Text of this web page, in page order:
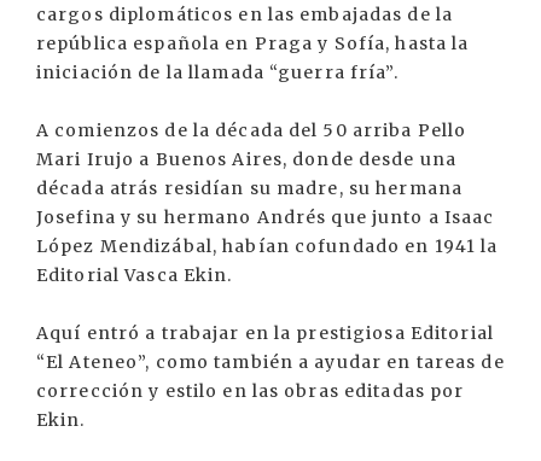
cargos diplomáticos en las embajadas de la
república española en Praga y Sofía, hasta la
iniciación de la llamada “guerra fría”.
A comienzos de la década del 50 arriba Pello
Mari Irujo a Buenos Aires, donde desde una
década atrás residían su madre, su hermana
Josefina y su hermano Andrés que junto a Isaac
López Mendizábal, habían cofundado en 1941 la
Editorial Vasca Ekin.
Aquí entró a trabajar en la prestigiosa Editorial
“El Ateneo”, como también a ayudar en tareas de
corrección y estilo en las obras editadas por
Ekin.